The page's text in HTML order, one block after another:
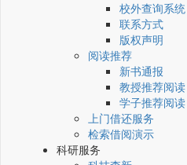
校外查询系统
联系方式
版权声明
阅读推荐
新书通报
教授推荐阅读
学子推荐阅读
上门借还服务
检索借阅演示
科研服务